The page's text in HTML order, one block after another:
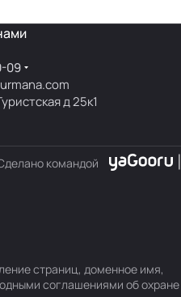
09
д 25к1
командой
страниц, доменное имя,
соглашениями об охране